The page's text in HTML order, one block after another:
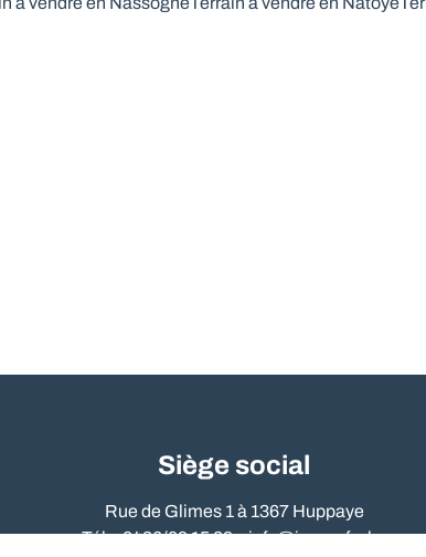
Siège social
Rue de Glimes 1 à 1367 Huppaye
Tél. : 0486/09 15 89 –info@immo-far.be